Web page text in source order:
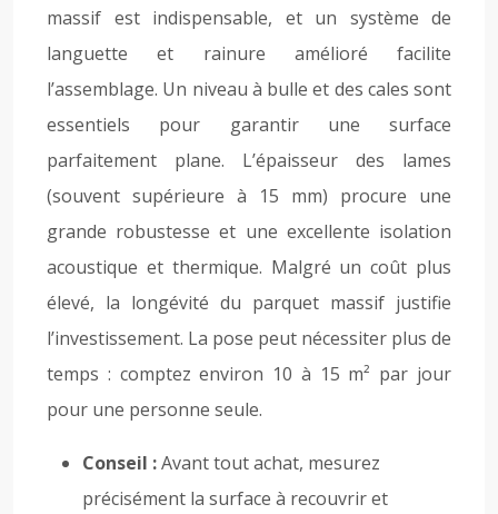
massif est indispensable, et un système de
languette et rainure amélioré facilite
l’assemblage. Un niveau à bulle et des cales sont
essentiels pour garantir une surface
parfaitement plane. L’épaisseur des lames
(souvent supérieure à 15 mm) procure une
grande robustesse et une excellente isolation
acoustique et thermique. Malgré un coût plus
élevé, la longévité du parquet massif justifie
l’investissement. La pose peut nécessiter plus de
temps : comptez environ 10 à 15 m² par jour
pour une personne seule.
Conseil :Avant tout achat, mesurez
précisément la surface à recouvrir et